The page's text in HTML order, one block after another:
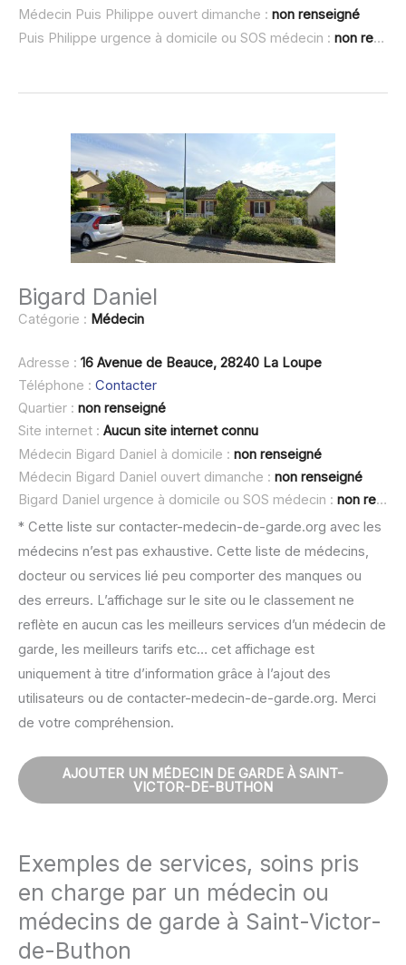
Médecin Puis Philippe ouvert dimanche : non renseigné
Puis Philippe urgence à domicile ou SOS médecin : non renseigné
Bigard Daniel
Catégorie : Médecin
Adresse : 16 Avenue de Beauce, 28240 La Loupe
Téléphone : Contacter
Quartier : non renseigné
Site internet : Aucun site internet connu
Médecin Bigard Daniel à domicile : non renseigné
Médecin Bigard Daniel ouvert dimanche : non renseigné
Bigard Daniel urgence à domicile ou SOS médecin : non renseigné
* Cette liste sur contacter-medecin-de-garde.org avec les
médecins n’est pas exhaustive. Cette liste de médecins,
docteur ou services lié peu comporter des manques ou
des erreurs. L’affichage sur le site ou le classement ne
reflète en aucun cas les meilleurs services d’un médecin de
garde, les meilleurs tarifs etc… cet affichage est
uniquement à titre d’information grâce à l’ajout des
utilisateurs ou de contacter-medecin-de-garde.org. Merci
de votre compréhension.
AJOUTER UN MÉDECIN DE GARDE À SAINT-
VICTOR-DE-BUTHON
Exemples de services, soins pris
en charge par un médecin ou
médecins de garde à Saint-Victor-
de-Buthon